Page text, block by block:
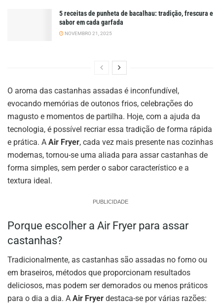
5 receitas de punheta de bacalhau: tradição, frescura e
sabor em cada garfada
NOVEMBRO 21, 2025
O aroma das castanhas assadas é inconfundível,
evocando memórias de outonos frios, celebrações do
magusto e momentos de partilha. Hoje, com a ajuda da
tecnologia, é possível recriar essa tradição de forma rápida
e prática. A Air Fryer, cada vez mais presente nas cozinhas
modernas, tornou-se uma aliada para assar castanhas de
forma simples, sem perder o sabor característico e a
textura ideal.
PUBLICIDADE
Porque escolher a Air Fryer para assar
castanhas?
Tradicionalmente, as castanhas são assadas no forno ou
em braseiros, métodos que proporcionam resultados
deliciosos, mas podem ser demorados ou menos práticos
para o dia a dia. A Air Fryer destaca-se por várias razões: